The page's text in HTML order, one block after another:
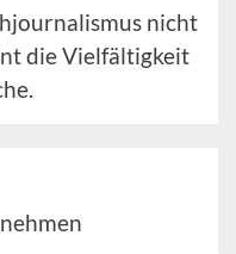
nicht
die Vielfältigkeit